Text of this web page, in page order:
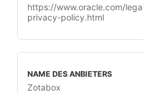
https://www.oracle.com/
privacy-policy.html
Zotabox